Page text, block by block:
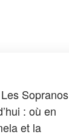
Sopranos
: où en
et la